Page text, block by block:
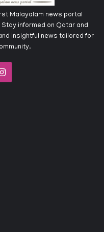
Malayalam news portal
informed on Qatar and
insightful news tailored for
Instagram